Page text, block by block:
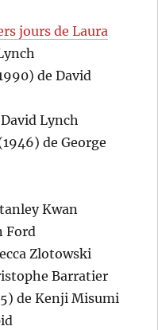
jours de Laura
de David
Lynch
de George
Kwan
Ford
Zlotowski
Barratier
de Kenji Misumi